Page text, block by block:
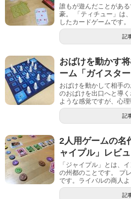
誰もが遊んだことがあ
豪。 「ティチュー」は
したカードゲームです
記
おばけを動かす
ーム「ガイスタ
おばけを動かして相手
のおばけを出口へと導
ような感覚ですが、心
記
2人用ゲームの名
ャイプル」レビュ
「ジャイプル」とは、
の州都のことです。 プ
です。ライバルの商人
記